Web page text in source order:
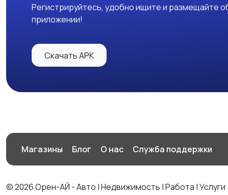
Регистрируйтесь, удобно ищите и размещайте
приложении!
Скачать APK
Магазины Блог О нас Служба поддержки
© 2026 Орен-АЙ - Авто | Недвижимость | Работа | Услуги